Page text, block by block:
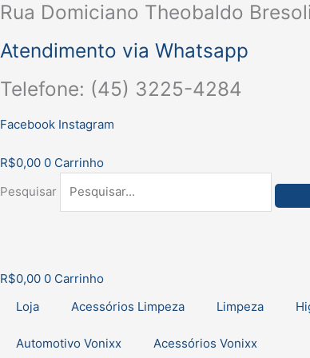
Ir
o
Rua Domiciano Theobaldo
Atendimento via Whatsapp
Telefone: (45) 3225-4284
Facebook Instagram
R$0,00 0 Carrinho
Pesquisar
R$0,00 0 Carrinho
Loja
Acessórios Limpeza Limpeza
Automotivo Vonixx Acessórios Vonixx